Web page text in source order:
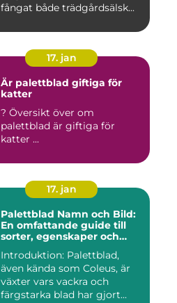
fångat både trädgårdsälsk...
17. jan
Är palettblad giftiga för
katter
? Översikt över om
palettblad är giftiga för
katter ...
17. jan
Palettblad Namn och Bild:
En omfattande guide till
sorter, egenskaper och
Introduktion: Palettblad,
även kända som Coleus, är
växter vars vackra och
färgstarka blad har gjort...